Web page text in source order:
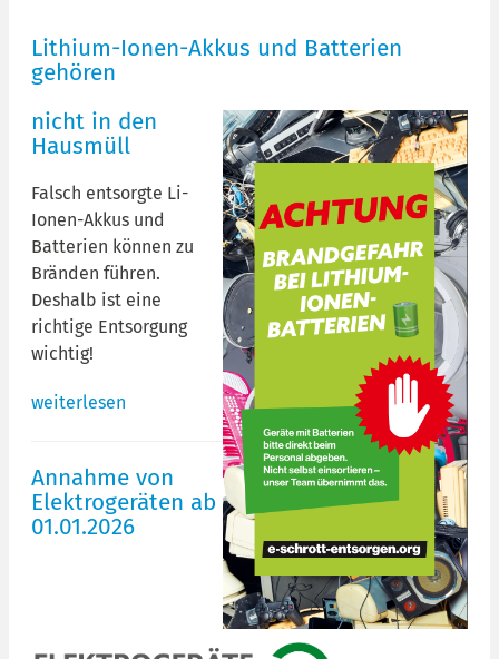
Lithium-Ionen-Akkus und Batterien
gehören
nicht in den
Hausmüll
Falsch entsorgte Li-
Ionen-Akkus und
Batterien können zu
Bränden führen.
Deshalb ist eine
richtige Entsorgung
wichtig!
weiterlesen
Annahme von
Elektrogeräten ab
01.01.2026